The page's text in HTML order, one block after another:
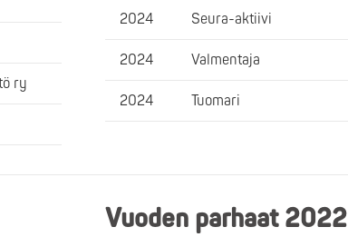
ry
2024 Seura-aktiivi
2024 Valmentaja
2024 Tuomari
Vuoden parhaat 2022